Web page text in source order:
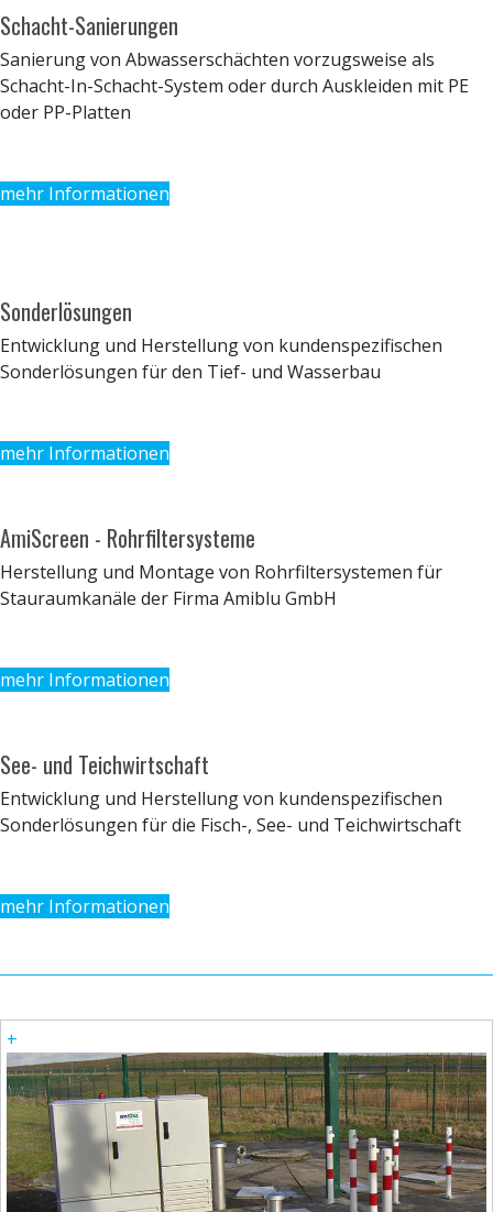
Schacht-Sanierungen
Sanierung von Abwasserschächten vorzugsweise als
Schacht-In-Schacht-System oder durch Auskleiden mit PE
oder PP-Platten
mehr Informationen
Sonderlösungen
Entwicklung und Herstellung von kundenspezifischen
Sonderlösungen für den Tief- und Wasserbau
mehr Informationen
AmiScreen - Rohrfiltersysteme
Herstellung und Montage von Rohrfiltersystemen für
Stauraumkanäle der Firma Amiblu GmbH
mehr Informationen
See- und Teichwirtschaft
Entwicklung und Herstellung von kundenspezifischen
Sonderlösungen für die Fisch-, See- und Teichwirtschaft
mehr Informationen
+